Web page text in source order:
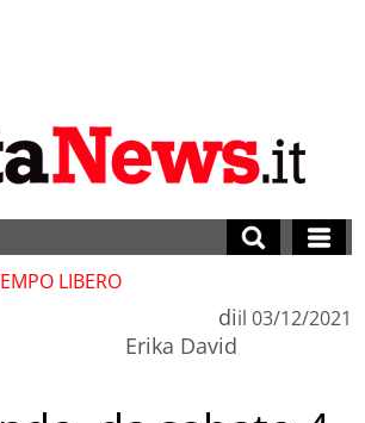
LIBERO
di
Erika David
il 03/12/2021